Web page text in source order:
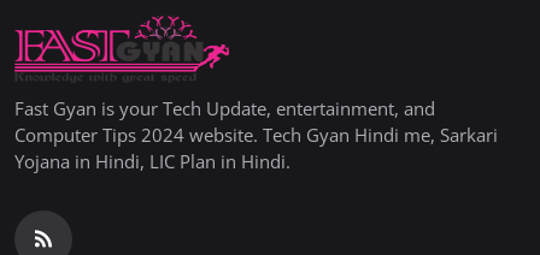
Fast Gyan is your Tech Update, entertainment, and
Computer Tips 2024 website. Tech Gyan Hindi me, Sarkari
Yojana in Hindi, LIC Plan in Hindi.